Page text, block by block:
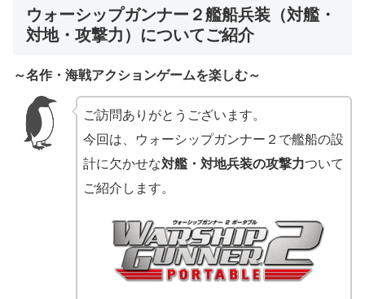
ウォーシップガンナー２艦船兵装（対艦・
対地・攻撃力）についてご紹介
～名作・海戦アクションゲームを楽しむ～
ご訪問ありがとうございます。
今回は、ウォーシップガンナー２で艦船の設
計に欠かせな対艦・対地兵装の攻撃力ついて
ご紹介します。